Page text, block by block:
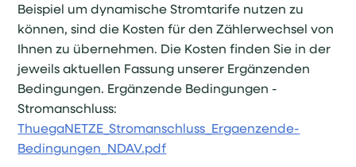
Beispiel um dynamische Stromtarife nutzen zu
können, sind die Kosten für den Zählerwechsel von
Ihnen zu übernehmen. Die Kosten finden Sie in der
jeweils aktuellen Fassung unserer Ergänzenden
Bedingungen. Ergänzende Bedingungen -
Stromanschluss:
ThuegaNETZE_Stromanschluss_Ergaenzende-
Bedingungen_NDAV.pdf